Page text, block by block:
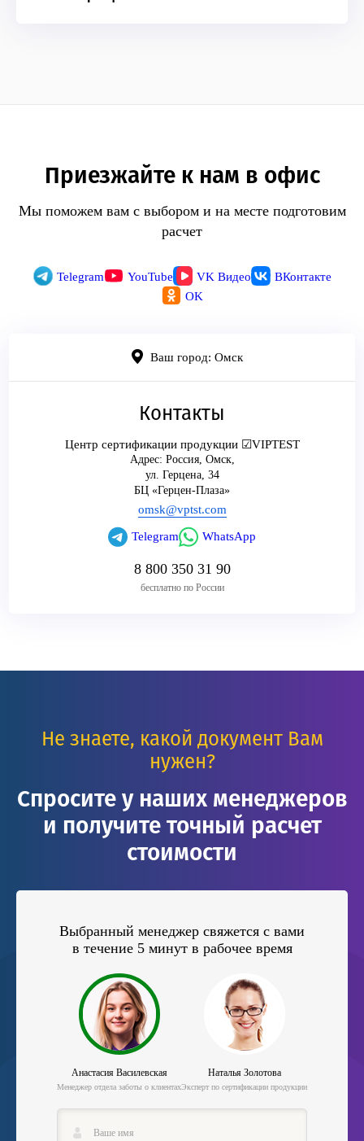
Приезжайте к нам в офис
Мы поможем вам с выбором и на месте подготовим
расчет
Telegram YouTube VK Видео
ВКонтакте
OK
Ваш город: Омск
Контакты
Центр сертификации продукции ☑VIPTEST
Адрес: Россия, Омск,
ул. Герцена, 34
БЦ «Герцен-Плаза»
omsk@vptst.com
Telegram WhatsApp
8 800 350 31 90
бесплатно по России
Не знаете, какой документ Вам
нужен?
Спросите у наших менеджеров
и получите точный расчет
стоимости
Выбранный менеджер свяжется с вами
в течение 5 минут в рабочее время
Анастасия Василевская
Менеджер отдела заботы о клиентах
Наталья Золотова
Эксперт по сертификации продукции